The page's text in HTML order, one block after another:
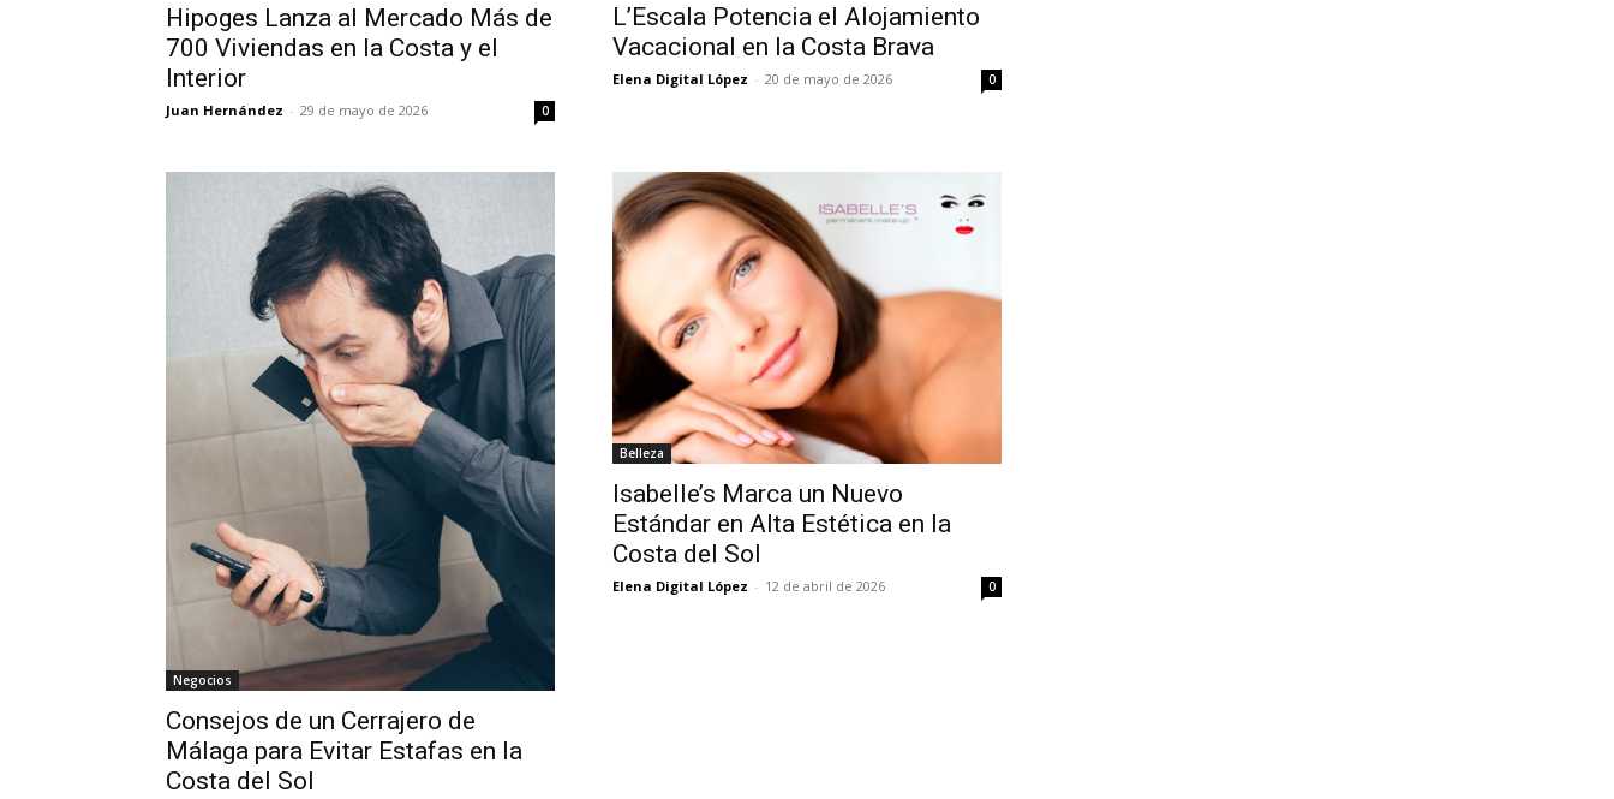
Hipoges Lanza al Mercado Más de
700 Viviendas en la Costa y el
Interior
Juan Hernández - 29 de mayo de 2026 0
L’Escala Potencia el Alojamiento
Vacacional en la Costa Brava
Elena Digital López - 20 de mayo de 2026 0
Negocios
Consejos de un Cerrajero de
Málaga para Evitar Estafas en la
Costa del Sol
Belleza
Isabelle’s Marca un Nuevo
Estándar en Alta Estética en la
Costa del Sol
Elena Digital López - 12 de abril de 2026 0